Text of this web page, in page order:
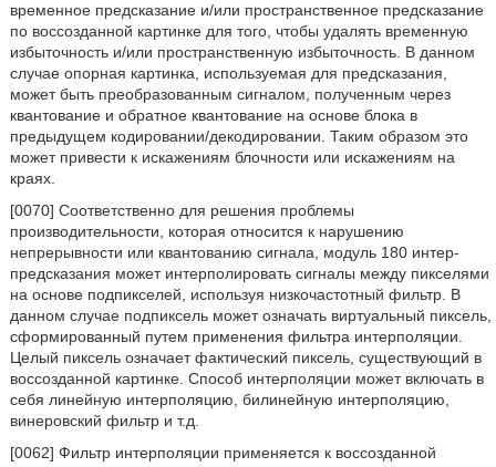
временное предсказание и/или пространственное предсказание
по воссозданной картинке для того, чтобы удалять временную
избыточность и/или пространственную избыточность. В данном
случае опорная картинка, используемая для предсказания,
может быть преобразованным сигналом, полученным через
квантование и обратное квантование на основе блока в
предыдущем кодировании/декодировании. Таким образом это
может привести к искажениям блочности или искажениям на
краях.
[0070] Соответственно для решения проблемы
производительности, которая относится к нарушению
непрерывности или квантованию сигнала, модуль 180 интер-
предсказания может интерполировать сигналы между пикселями
на основе подпикселей, используя низкочастотный фильтр. В
данном случае подпиксель может означать виртуальный пиксель,
сформированный путем применения фильтра интерполяции.
Целый пиксель означает фактический пиксель, существующий в
воссозданной картинке. Способ интерполяции может включать в
себя линейную интерполяцию, билинейную интерполяцию,
винеровский фильтр и т.д.
[0062] Фильтр интерполяции применяется к воссозданной